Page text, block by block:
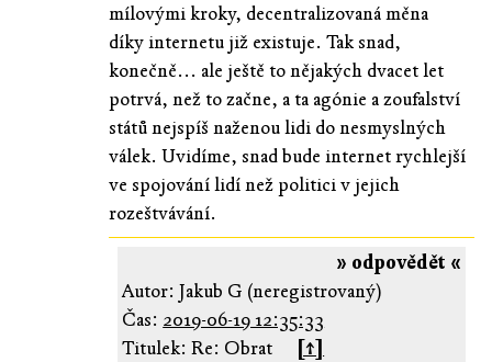
mílovými kroky, decentralizovaná měna
díky internetu již existuje. Tak snad,
konečně... ale ještě to nějakých dvacet let
potrvá, než to začne, a ta agónie a zoufalství
států nejspíš naženou lidi do nesmyslných
válek. Uvidíme, snad bude internet rychlejší
ve spojování lidí než politici v jejich
rozeštvávání.
» odpovědět «
Autor: Jakub G (neregistrovaný)
Čas: 2019-06-19 12:35:33
Titulek: Re: Obrat
[↑]